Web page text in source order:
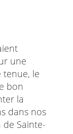
une
tenue, le
bon
la
dans nos
Sainte-